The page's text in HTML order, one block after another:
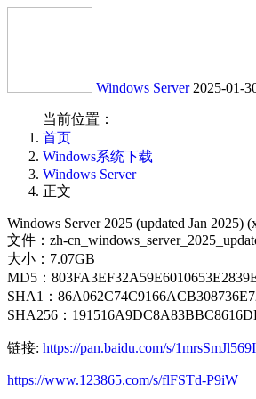
Windows Server 2025-01-
当前位置：
首页
Windows系统下载
Windows Server
正文
Windows Server 2025 (updated Jan
文件：zh-
大小：7.07GB
MD5：
SHA1：
SHA256：
链接: https://pan.baidu.com/s/
https://www.123865.com/s/flFSTd-P9iW